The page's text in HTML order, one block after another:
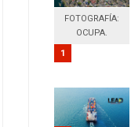
FOTOGRAFÍA:
OCUPA.
1